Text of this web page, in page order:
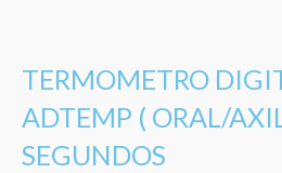
TERMOMETRO
ADTEMP ( ORAL/
SEGUNDOS